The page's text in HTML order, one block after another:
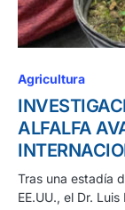
Agricultura
ALFALFA
Tras una estadía
EE.UU., el Dr.